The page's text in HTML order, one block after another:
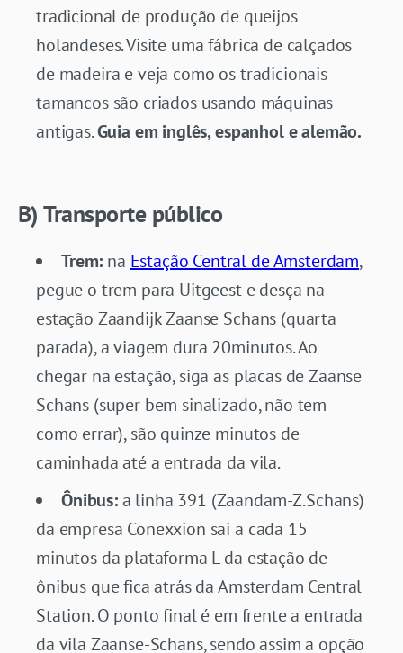
tradicional de produção de queijos
holandeses. Visite uma fábrica de calçados
de madeira e veja como os tradicionais
tamancos são criados usando máquinas
antigas.Guia em inglês, espanhol e alemão.
B) Transporte público
Trem: na Estação Central de Amsterdam,
pegue o trem para Uitgeest e desça na
estação Zaandijk Zaanse Schans (quarta
parada), a viagem dura 20minutos. Ao
chegar na estação, siga as placas de Zaanse
Schans (super bem sinalizado, não tem
como errar), são quinze minutos de
caminhada até a entrada da vila.
Ônibus:a linha 391 (Zaandam-Z.Schans)
da empresa Conexxion sai a cada 15
minutos da plataforma L da estação de
ônibus que fica atrás da Amsterdam Central
Station. O ponto final é em frente a entrada
da vila Zaanse-Schans, sendo assim a opção